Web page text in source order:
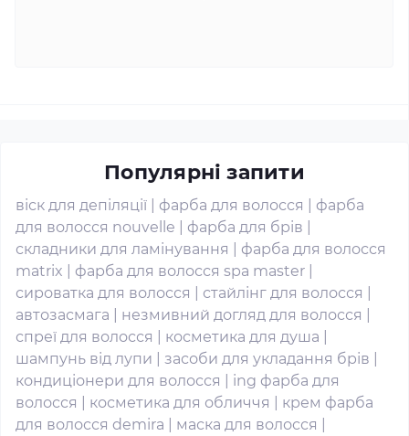
Популярні запити
віск для депіляції фарба для волосся
фарба
для волосся nouvelle
фарба для брів
складники для ламінування
фарба для волосся
matrix
фарба для волосся spa master
сироватка для волосся
стайлінг для волосся
автозасмага
незмивний догляд для волосся
спреї для волосся
косметика для душа
шампунь від лупи
засоби для укладання брів
кондиціонери для волосся
ing фарба для
волосся
косметика для обличчя
крем фарба
для волосся demira
маска для волосся